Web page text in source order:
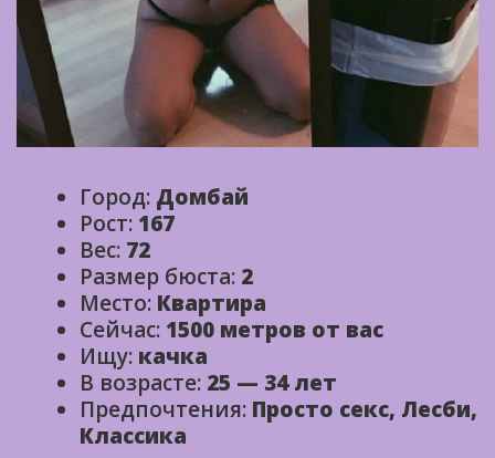
Город: Домбай
Рост: 167
Вес: 72
Размер бюста: 2
Место: Квартира
Сейчас: 1500 метров от вас
Ищу: качка
В возрасте: 25 — 34 лет
Предпочтения: Просто секс, Лесби,
Классика